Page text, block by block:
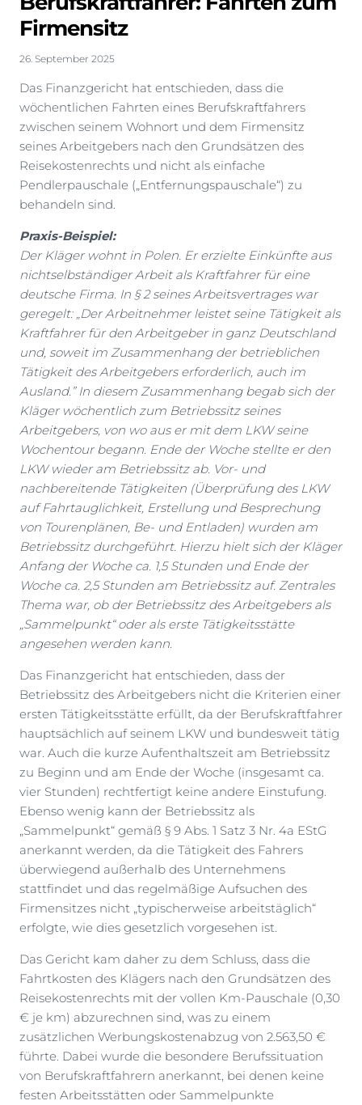
Firmensitz
26. September 2025
Das Finanzgericht hat entschieden, dass die
wöchentlichen Fahrten eines Berufskraftfahrers
zwischen seinem Wohnort und dem Firmensitz
seines Arbeitgebers nach den Grundsätzen des
Reisekostenrechts und nicht als einfache
Pendlerpauschale („Entfernungspauschale“) zu
behandeln sind.
Praxis-Beispiel:
Der Kläger wohnt in Polen. Er erzielte Einkünfte aus
nichtselbständiger Arbeit als Kraftfahrer für eine
deutsche Firma. In § 2 seines Arbeitsvertrages war
geregelt: „Der Arbeitnehmer leistet seine Tätigkeit als
Kraftfahrer für den Arbeitgeber in ganz Deutschland
und, soweit im Zusammenhang der betrieblichen
Tätigkeit des Arbeitgebers erforderlich, auch im
Ausland.” In diesem Zusammenhang begab sich der
Kläger wöchentlich zum Betriebssitz seines
Arbeitgebers, von wo aus er mit dem LKW seine
Wochentour begann. Ende der Woche stellte er den
LKW wieder am Betriebssitz ab. Vor- und
nachbereitende Tätigkeiten (Überprüfung des LKW
auf Fahrtauglichkeit, Erstellung und Besprechung
von Tourenplänen, Be- und Entladen) wurden am
Betriebssitz durchgeführt. Hierzu hielt sich der Kläger
Anfang der Woche ca. 1,5 Stunden und Ende der
Woche ca. 2,5 Stunden am Betriebssitz auf. Zentrales
Thema war, ob der Betriebssitz des Arbeitgebers als
„Sammelpunkt“ oder als erste Tätigkeitsstätte
angesehen werden kann.
Das Finanzgericht hat entschieden, dass der
Betriebssitz des Arbeitgebers nicht die Kriterien einer
ersten Tätigkeitsstätte erfüllt, da der Berufskraftfahrer
hauptsächlich auf seinem LKW und bundesweit tätig
war. Auch die kurze Aufenthaltszeit am Betriebssitz
zu Beginn und am Ende der Woche (insgesamt ca.
vier Stunden) rechtfertigt keine andere Einstufung.
Ebenso wenig kann der Betriebssitz als
„Sammelpunkt“ gemäß § 9 Abs. 1 Satz 3 Nr. 4a EStG
anerkannt werden, da die Tätigkeit des Fahrers
überwiegend außerhalb des Unternehmens
stattfindet und das regelmäßige Aufsuchen des
Firmensitzes nicht „typischerweise arbeitstäglich“
erfolgte, wie dies gesetzlich vorgesehen ist.
Das Gericht kam daher zu dem Schluss, dass die
Fahrtkosten des Klägers nach den Grundsätzen des
Reisekostenrechts mit der vollen Km-Pauschale (0,30
€ je km) abzurechnen sind, was zu einem
zusätzlichen Werbungskostenabzug von 2.563,50 €
führte. Dabei wurde die besondere Berufssituation
von Berufskraftfahrern anerkannt, bei denen keine
festen Arbeitsstätten oder Sammelpunkte